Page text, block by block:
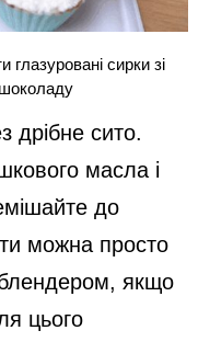
сирки зі
дрібне сито.
масла і
до
можна просто
якщо
цього